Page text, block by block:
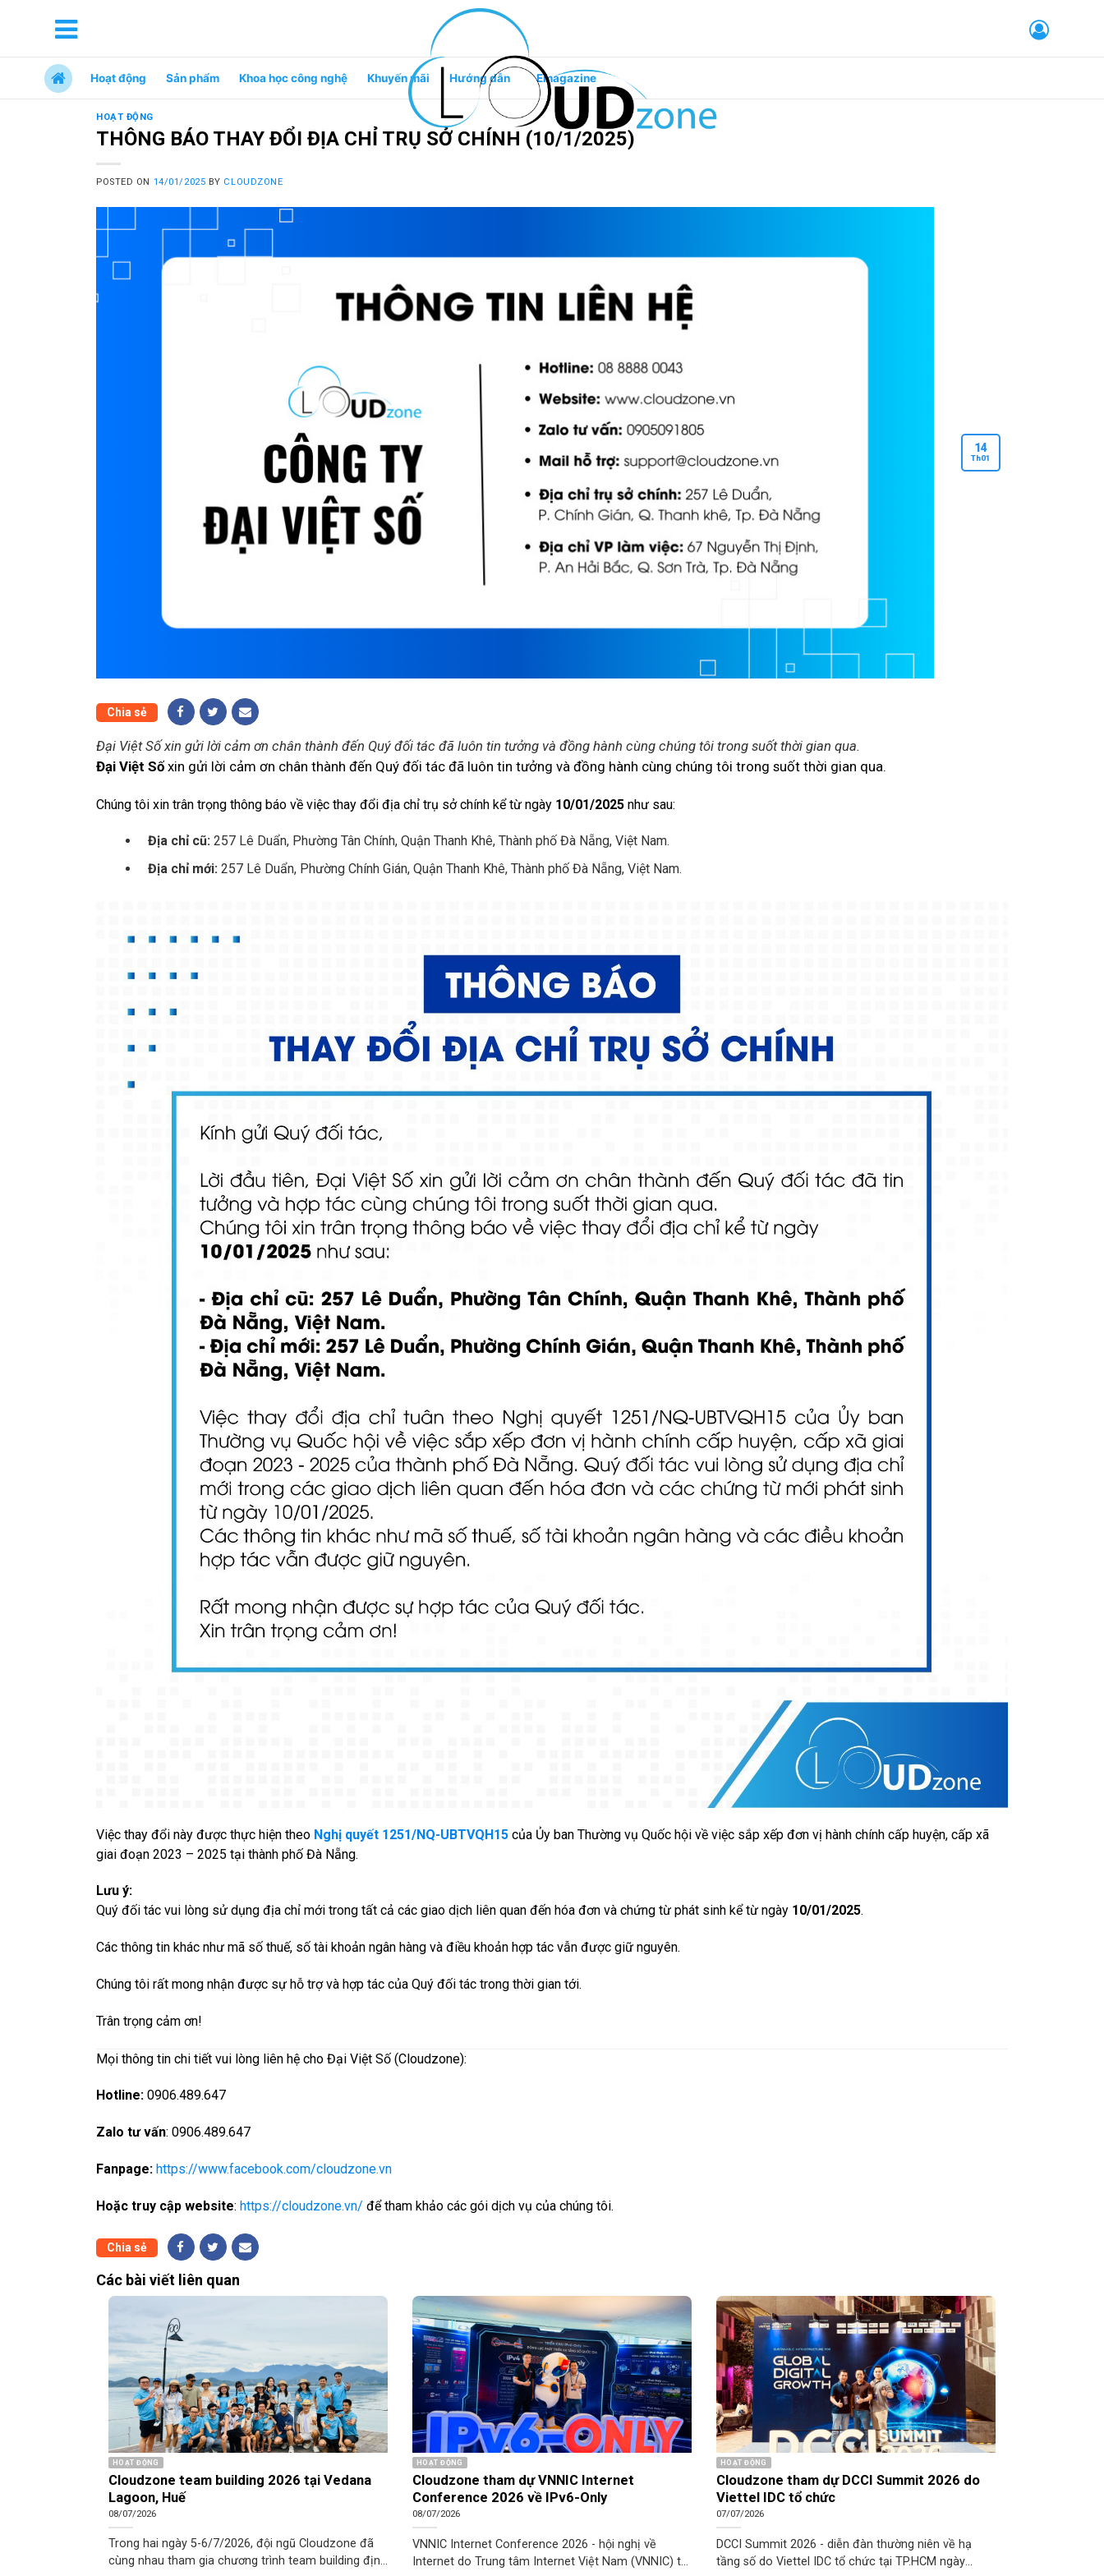
Hoạt động Sản phẩm Khoa học công nghệ Khuyến mãi Hướng dẫn Emagazine
HOẠT ĐỘNG
THÔNG BÁO THAY ĐỔI ĐỊA CHỈ TRỤ SỞ CHÍNH (10/1/2025)
POSTED ON 14/01/2025 BY CLOUDZONE
14
Th01
Chia sẻ
Đại Việt Số xin gửi lời cảm ơn chân thành đến Quý đối tác đã luôn tin tưởng và đồng hành cùng chúng tôi trong suốt thời gian qua.
Đại Việt Số xin gửi lời cảm ơn chân thành đến Quý đối tác đã luôn tin tưởng và đồng hành cùng chúng tôi trong suốt thời gian qua.
Chúng tôi xin trân trọng thông báo về việc thay đổi địa chỉ trụ sở chính kể từ ngày 10/01/2025 như sau:
Địa chỉ cũ:257 Lê Duẩn, Phường Tân Chính, Quận Thanh Khê, Thành phố Đà Nẵng, Việt Nam.
Địa chỉ mới:257 Lê Duẩn, Phường Chính Gián, Quận Thanh Khê, Thành phố Đà Nẵng, Việt Nam.
Việc thay đổi này được thực hiện theo Nghị quyết 1251/NQ-UBTVQH15 của Ủy ban Thường vụ Quốc hội về việc sắp xếp đơn vị hành chính cấp huyện, cấp xã
giai đoạn 2023 – 2025 tại thành phố Đà Nẵng.
Lưu ý:
Quý đối tác vui lòng sử dụng địa chỉ mới trong tất cả các giao dịch liên quan đến hóa đơn và chứng từ phát sinh kể từ ngày 10/01/2025.
Các thông tin khác như mã số thuế, số tài khoản ngân hàng và điều khoản hợp tác vẫn được giữ nguyên.
Chúng tôi rất mong nhận được sự hỗ trợ và hợp tác của Quý đối tác trong thời gian tới.
Trân trọng cảm ơn!
Mọi thông tin chi tiết vui lòng liên hệ cho Đại Việt Số (Cloudzone):
Hotline: 0906.489.647
Zalo tư vấn: 0906.489.647
Fanpage: https://www.facebook.com/cloudzone.vn
Hoặc truy cập website: https://cloudzone.vn/ để tham khảo các gói dịch vụ của chúng tôi.
Chia sẻ
Các bài viết liên quan
HOẠT ĐỘNG
Cloudzone team building 2026 tại Vedana
Lagoon, Huế
08/07/2026
Trong hai ngày 5-6/7/2026, đội ngũ Cloudzone đã
cùng nhau tham gia chương trình team building định
HOẠT ĐỘNG
Cloudzone tham dự VNNIC Internet
Conference 2026 về IPv6-Only
08/07/2026
VNNIC Internet Conference 2026 - hội nghị về
Internet do Trung tâm Internet Việt Nam (VNNIC) tổ
HOẠT ĐỘNG
Cloudzone tham dự DCCI Summit 2026 do
Viettel IDC tổ chức
07/07/2026
DCCI Summit 2026 - diễn đàn thường niên về hạ
tầng số do Viettel IDC tổ chức tại TP.HCM ngày